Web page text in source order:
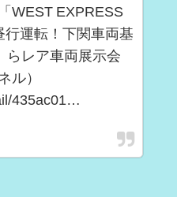
WEST EXPRESS
運転！下関車両基
らレア車両展示会
ル）
435ac01…